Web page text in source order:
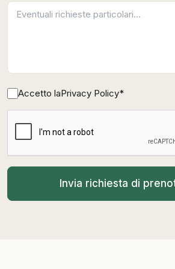
Accetto laPrivacy Policy*
Invia richiesta di